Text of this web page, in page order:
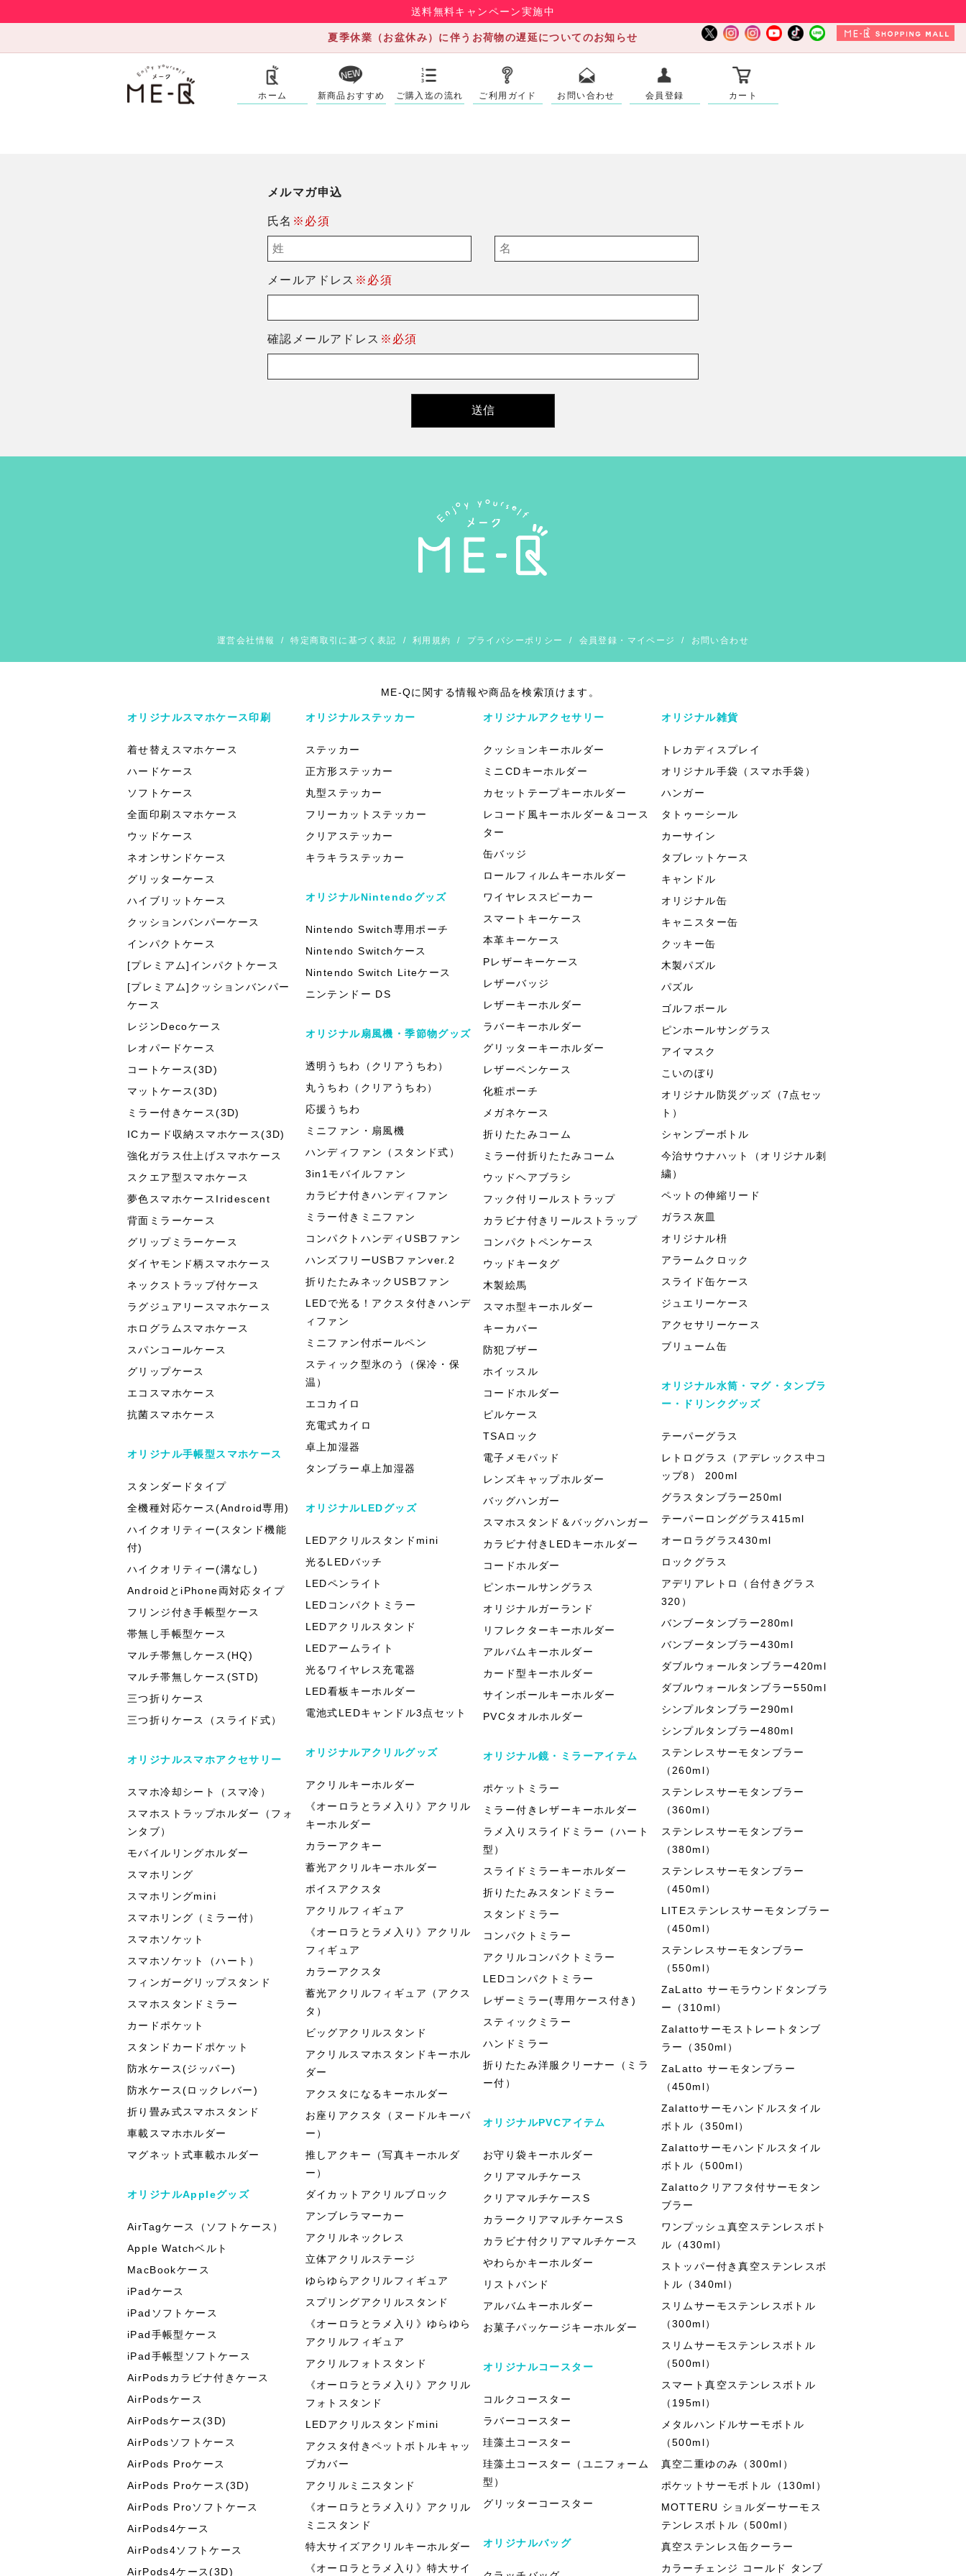
送料無料キャンペーン実施中
夏季休業（お盆休み）に伴うお荷物の遅延についてのお知らせ
ホーム 新商品おすすめ ご購入迄の流れ ご利用ガイド お問い合わせ 会員登録 カート
メルマガ申込
氏名 ※必須
メールアドレス ※必須
確認メールアドレス ※必須
運営会社情報 /特定商取引に基づく表記 / 利用規約 / プライバシーポリシー / 会員登録・マイページ / お問い合わせ
ME-Qに関する情報や商品を検索頂けます。
オリジナルスマホケース印刷
着せ替えスマホケース
ハードケース
ソフトケース
全面印刷スマホケース
ウッドケース
ネオンサンドケース
グリッターケース
ハイブリットケース
クッションバンパーケース
インパクトケース
[プレミアム]インパクトケース
[プレミアム]クッションバンパー
ケース
レジンDecoケース
レオパードケース
コートケース(3D)
マットケース(3D)
ミラー付きケース(3D)
ICカード収納スマホケース(3D)
強化ガラス仕上げスマホケース
スクエア型スマホケース
夢色スマホケースIridescent
背面ミラーケース
グリップミラーケース
ダイヤモンド柄スマホケース
ネックストラップ付ケース
ラグジュアリースマホケース
ホログラムスマホケース
スパンコールケース
グリップケース
エコスマホケース
抗菌スマホケース
オリジナル手帳型スマホケース
スタンダードタイプ
全機種対応ケース(Android専用)
ハイクオリティー(スタンド機能
付)
ハイクオリティー(溝なし)
AndroidとiPhone両対応タイプ
フリンジ付き手帳型ケース
帯無し手帳型ケース
マルチ帯無しケース(HQ)
マルチ帯無しケース(STD)
三つ折りケース
三つ折りケース（スライド式）
オリジナルスマホアクセサリー
スマホ冷却シート（スマ冷）
スマホストラップホルダー（フォ
ンタブ）
モバイルリングホルダー
スマホリング
スマホリングmini
スマホリング（ミラー付）
スマホソケット
スマホソケット（ハート）
フィンガーグリップスタンド
スマホスタンドミラー
カードポケット
スタンドカードポケット
防水ケース(ジッパー)
防水ケース(ロックレバー)
折り畳み式スマホスタンド
車載スマホホルダー
マグネット式車載ホルダー
オリジナルAppleグッズ
AirTagケース（ソフトケース）
Apple Watchベルト
MacBookケース
iPadケース
iPadソフトケース
iPad手帳型ケース
iPad手帳型ソフトケース
AirPodsカラビナ付きケース
AirPodsケース
AirPodsケース(3D)
AirPodsソフトケース
AirPods Proケース
AirPods Proケース(3D)
AirPods Proソフトケース
AirPods4ケース
AirPods4ソフトケース
AirPods4ケース(3D)
オリジナルステッカー
ステッカー
正方形ステッカー
丸型ステッカー
フリーカットステッカー
クリアステッカー
キラキラステッカー
オリジナルNintendoグッズ
Nintendo Switch専用ポーチ
Nintendo Switchケース
Nintendo Switch Liteケース
ニンテンドー DS
オリジナル扇風機・季節物グッズ
透明うちわ（クリアうちわ）
丸うちわ（クリアうちわ）
応援うちわ
ミニファン・扇風機
ハンディファン（スタンド式）
3in1モバイルファン
カラビナ付きハンディファン
ミラー付きミニファン
コンパクトハンディUSBファン
ハンズフリーUSBファンver.2
折りたたみネックUSBファン
LEDで光る！アクスタ付きハンデ
ィファン
ミニファン付ボールペン
スティック型氷のう（保冷・保
温）
エコカイロ
充電式カイロ
卓上加湿器
タンブラー卓上加湿器
オリジナルLEDグッズ
LEDアクリルスタンドmini
光るLEDバッチ
LEDペンライト
LEDコンパクトミラー
LEDアクリルスタンド
LEDアームライト
光るワイヤレス充電器
LED看板キーホルダー
電池式LEDキャンドル3点セット
オリジナルアクリルグッズ
アクリルキーホルダー
《オーロラとラメ入り》アクリル
キーホルダー
カラーアクキー
蓄光アクリルキーホルダー
ボイスアクスタ
アクリルフィギュア
《オーロラとラメ入り》アクリル
フィギュア
カラーアクスタ
蓄光アクリルフィギュア（アクス
タ）
ビッグアクリルスタンド
アクリルスマホスタンドキーホル
ダー
アクスタになるキーホルダー
お座りアクスタ（ヌードルキーパ
ー）
推しアクキー（写真キーホルダ
ー）
ダイカットアクリルブロック
アンブレラマーカー
アクリルネックレス
立体アクリルステージ
ゆらゆらアクリルフィギュア
スプリングアクリルスタンド
《オーロラとラメ入り》ゆらゆら
アクリルフィギュア
アクリルフォトスタンド
《オーロラとラメ入り》アクリル
フォトスタンド
LEDアクリルスタンドmini
アクスタ付きペットボトルキャッ
プカバー
アクリルミニスタンド
《オーロラとラメ入り》アクリル
ミニスタンド
特大サイズアクリルキーホルダー
《オーロラとラメ入り》特大サイ
オリジナルアクセサリー
クッションキーホルダー
ミニCDキーホルダー
カセットテープキーホルダー
レコード風キーホルダー＆コース
ター
缶バッジ
ロールフィルムキーホルダー
ワイヤレススピーカー
スマートキーケース
本革キーケース
Pレザーキーケース
レザーバッジ
レザーキーホルダー
ラバーキーホルダー
グリッターキーホルダー
レザーペンケース
化粧ポーチ
メガネケース
折りたたみコーム
ミラー付折りたたみコーム
ウッドヘアブラシ
フック付リールストラップ
カラビナ付きリールストラップ
コンパクトペンケース
ウッドキータグ
木製絵馬
スマホ型キーホルダー
キーカバー
防犯ブザー
ホイッスル
コードホルダー
ピルケース
TSAロック
電子メモパッド
レンズキャップホルダー
バッグハンガー
スマホスタンド＆バッグハンガー
カラビナ付きLEDキーホルダー
コードホルダー
ピンホールサングラス
オリジナルガーランド
リフレクターキーホルダー
アルバムキーホルダー
カード型キーホルダー
サインボールキーホルダー
PVCタオルホルダー
オリジナル鏡・ミラーアイテム
ポケットミラー
ミラー付きレザーキーホルダー
ラメ入りスライドミラー（ハート
型）
スライドミラーキーホルダー
折りたたみスタンドミラー
スタンドミラー
コンパクトミラー
アクリルコンパクトミラー
LEDコンパクトミラー
レザーミラー(専用ケース付き)
スティックミラー
ハンドミラー
折りたたみ洋服クリーナー（ミラ
ー付）
オリジナルPVCアイテム
お守り袋キーホルダー
クリアマルチケース
クリアマルチケースS
カラークリアマルチケースS
カラビナ付クリアマルチケース
やわらかキーホルダー
リストバンド
アルバムキーホルダー
お菓子パッケージキーホルダー
オリジナルコースター
コルクコースター
ラバーコースター
珪藻土コースター
珪藻土コースター（ユニフォーム
型）
グリッターコースター
オリジナルバッグ
オリジナル雑貨
トレカディスプレイ
オリジナル手袋（スマホ手袋）
ハンガー
タトゥーシール
カーサイン
タブレットケース
キャンドル
オリジナル缶
キャニスター缶
クッキー缶
木製パズル
パズル
ゴルフボール
ピンホールサングラス
アイマスク
こいのぼり
オリジナル防災グッズ（7点セッ
ト）
シャンプーボトル
今治サウナハット（オリジナル刺
繍）
ペットの伸縮リード
ガラス灰皿
オリジナル枡
アラームクロック
スライド缶ケース
ジュエリーケース
アクセサリーケース
ブリューム缶
オリジナル水筒・マグ・タンブラ
ー・ドリンクグッズ
テーパーグラス
レトログラス（アデレックス中コ
ップ8） 200ml
グラスタンブラー250ml
テーパーロンググラス415ml
オーロラグラス430ml
ロックグラス
アデリアレトロ（台付きグラス
320）
バンブータンブラー280ml
バンブータンブラー430ml
ダブルウォールタンブラー420ml
ダブルウォールタンブラー550ml
シンプルタンブラー290ml
シンプルタンブラー480ml
ステンレスサーモタンブラー
（260ml）
ステンレスサーモタンブラー
（360ml）
ステンレスサーモタンブラー
（380ml）
ステンレスサーモタンブラー
（450ml）
LITEステンレスサーモタンブラー
（450ml）
ステンレスサーモタンブラー
（550ml）
ZaLatto サーモラウンドタンブラ
ー（310ml）
Zalattoサーモストレートタンブ
ラー（350ml）
ZaLatto サーモタンブラー
（450ml）
Zalattoサーモハンドルスタイル
ボトル（350ml）
Zalattoサーモハンドルスタイル
ボトル（500ml）
Zalattoクリアフタ付サーモタン
ブラー
ワンプッシュ真空ステンレスボト
ル（430ml）
ストッパー付き真空ステンレスボ
トル（340ml）
スリムサーモステンレスボトル
（300ml）
スリムサーモステンレスボトル
（500ml）
スマート真空ステンレスボトル
（195ml）
メタルハンドルサーモボトル
（500ml）
真空二重ゆのみ（300ml）
ポケットサーモボトル（130ml）
MOTTERU ショルダーサーモス
テンレスボトル（500ml）
真空ステンレス缶クーラー
カラーチェンジ コールド タンブ